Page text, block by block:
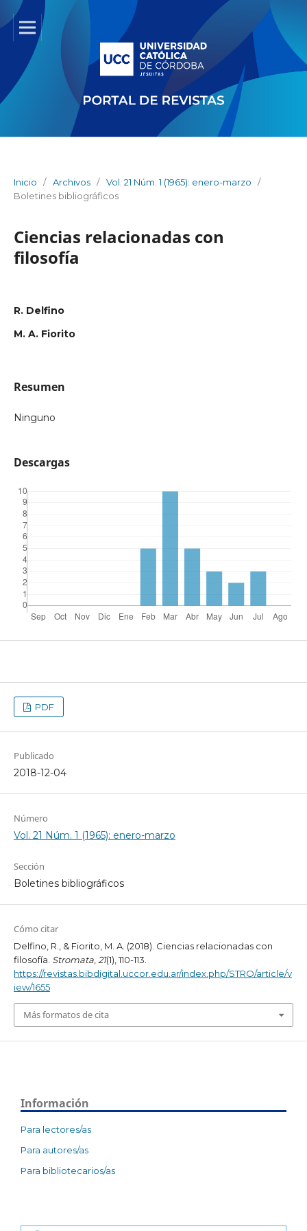
Inicio / Archivos / Vol. 21 Núm. 1 (1965): enero-marzo
/
Boletines bibliográficos
Ciencias relacionadas con
filosofía
R. Delfino
M. A. Fiorito
Resumen
Ninguno
Descargas
PDF
Publicado
2018-12-04
Número
Vol. 21 Núm. 1 (1965): enero-marzo
Sección
Boletines bibliográficos
Cómo citar
Delfino, R., & Fiorito, M. A. (2018). Ciencias relacionadas con
filosofía. Stromata,21(1), 110-113.
https://revistas.bibdigital.uccor.edu.ar/index.php/STRO/article/v
iew/1655
Más formatos de cita
Información
Para lectores/as
Para autores/as
Para bibliotecarios/as